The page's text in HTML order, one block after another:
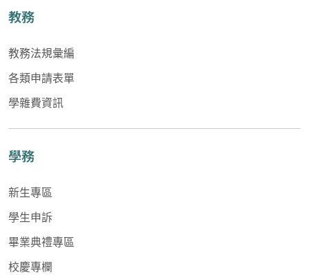
教務
教務法規彙編
各類申請表單
學雜費資訊
學務
新生專區
學生申訴
畢業典禮專區
校慶專欄